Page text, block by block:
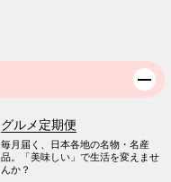
グルメ定期便
毎月届く、日本各地の名物・名産
品。「美味しい」で生活を変えませ
んか？